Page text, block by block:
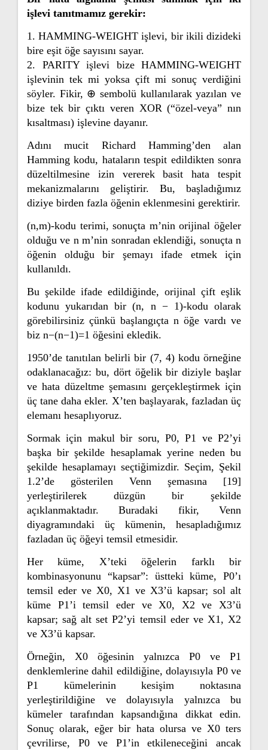
işlevi tanıtmamız gerekir:
1. HAMMING-WEIGHT işlevi, bir ikili dizideki
bire eşit öğe sayısını sayar.
2. PARITY işlevi bize HAMMING-WEIGHT
işlevinin tek mi yoksa çift mi sonuç verdiğini
söyler. Fikir, ⊕ sembolü kullanılarak yazılan ve
bize tek bir çıktı veren XOR (“özel-veya” nın
kısaltması) işlevine dayanır.
Adını mucit Richard Hamming’den alan
Hamming kodu, hataların tespit edildikten sonra
düzeltilmesine izin vererek basit hata tespit
mekanizmalarını geliştirir. Bu, başladığımız
diziye birden fazla öğenin eklenmesini gerektirir.
(n,m)-kodu terimi, sonuçta m’nin orijinal öğeler
olduğu ve n m’nin sonradan eklendiği, sonuçta n
öğenin olduğu bir şemayı ifade etmek için
kullanıldı.
Bu şekilde ifade edildiğinde, orijinal çift eşlik
kodunu yukarıdan bir (n, n − 1)-kodu olarak
görebilirsiniz çünkü başlangıçta n öğe vardı ve
biz n−(n−1)=1 öğesini ekledik.
1950’de tanıtılan belirli bir (7, 4) kodu örneğine
odaklanacağız: bu, dört öğelik bir diziyle başlar
ve hata düzeltme şemasını gerçekleştirmek için
üç tane daha ekler. X’ten başlayarak, fazladan üç
elemanı hesaplıyoruz.
Sormak için makul bir soru, P0, P1 ve P2’yi
başka bir şekilde hesaplamak yerine neden bu
şekilde hesaplamayı seçtiğimizdir. Seçim, Şekil
1.2’de gösterilen Venn şemasına [19]
yerleştirilerek düzgün bir şekilde
açıklanmaktadır. Buradaki fikir, Venn
diyagramındaki üç kümenin, hesapladığımız
fazladan üç öğeyi temsil etmesidir.
Her küme, X’teki öğelerin farklı bir
kombinasyonunu “kapsar”: üstteki küme, P0’ı
temsil eder ve X0, X1 ve X3’ü kapsar; sol alt
küme P1’i temsil eder ve X0, X2 ve X3’ü
kapsar; sağ alt set P2’yi temsil eder ve X1, X2
ve X3’ü kapsar.
Örneğin, X0 öğesinin yalnızca P0 ve P1
denklemlerine dahil edildiğine, dolayısıyla P0 ve
P1 kümelerinin kesişim noktasına
yerleştirildiğine ve dolayısıyla yalnızca bu
kümeler tarafından kapsandığına dikkat edin.
Sonuç olarak, eğer bir hata olursa ve X0 ters
çevrilirse, P0 ve P1’in etkileneceğini ancak